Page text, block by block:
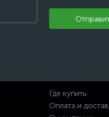
Где купить
Оплата и